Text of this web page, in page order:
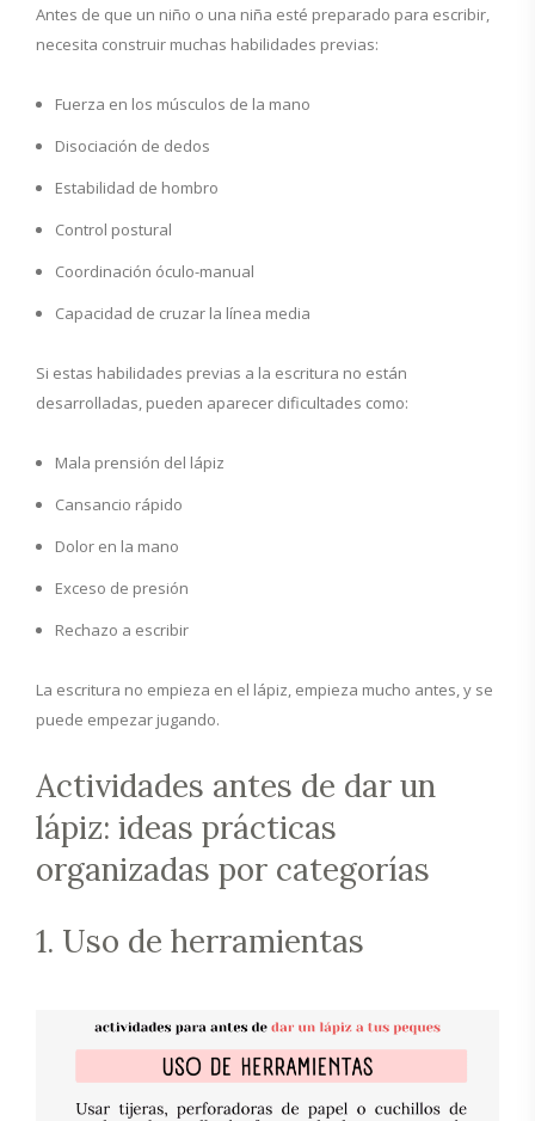
Antes de que un niño o una niña esté preparado para escribir,
necesita construir muchas habilidades previas:
Fuerza en los músculos de la mano
Disociación de dedos
Estabilidad de hombro
Control postural
Coordinación óculo-manual
Capacidad de cruzar la línea media
Si estas habilidades previas a la escritura no están
desarrolladas, pueden aparecer dificultades como:
Mala prensión del lápiz
Cansancio rápido
Dolor en la mano
Exceso de presión
Rechazo a escribir
La escritura no empieza en el lápiz, empieza mucho antes, y se
puede empezar jugando.
Actividades antes de dar un
lápiz: ideas prácticas
organizadas por categorías
1. Uso de herramientas